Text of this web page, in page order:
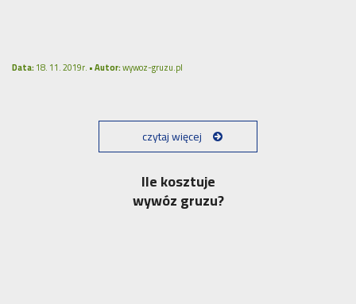
Data:18. 11. 2019r. •Autor:wywoz-gruzu.pl
czytaj więcej
Ile kosztuje
wywóz gruzu?